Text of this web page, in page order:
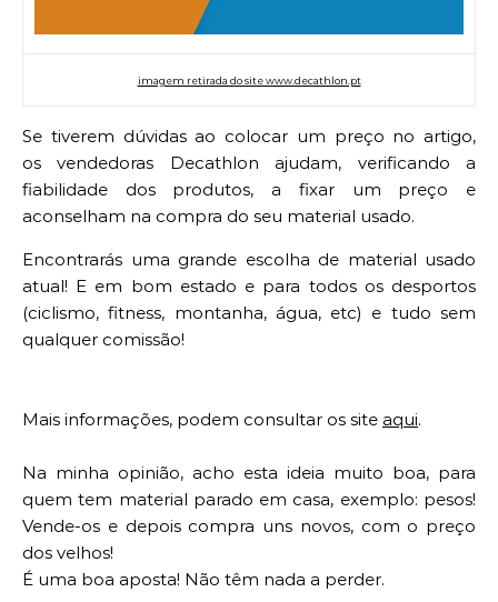
imagem retirada do site www.decathlon.pt
Se tiverem dúvidas ao colocar um preço no artigo,
osvendedoras Decathlon ajudam, verificando a
fiabilidade dos produtos, a fixar um preço e
aconselham na compra do seu material usado.
Encontrarás uma grande escolha de material usado
atual! E em bom estado e para todos os desportos
(ciclismo, fitness, montanha, água, etc) e tudo sem
qualquer comissão!
Mais informações, podem consultar os site aqui.
Na minha opinião, acho esta ideia muito boa, para
quem tem material parado em casa, exemplo: pesos!
Vende-os e depois compra uns novos, com o preço
dos velhos!
É uma boa aposta! Não têm nada a perder.